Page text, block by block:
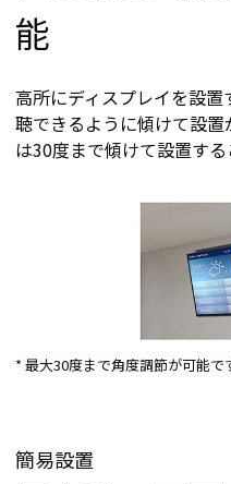
能
高所にディスプレイを設
聴できるように傾けて設
は30度まで傾けて設置する
* 最大30度まで角度調節が可能で
簡易設置